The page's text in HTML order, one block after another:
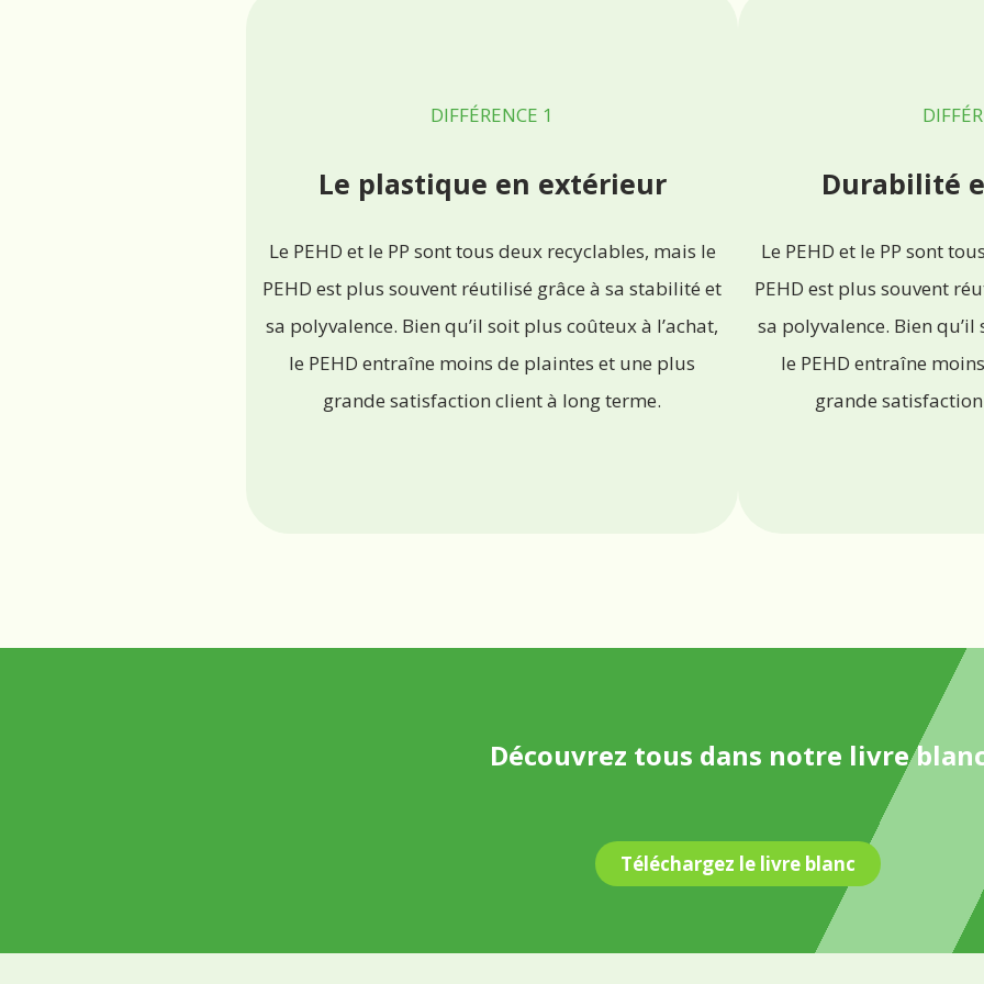
Durabilité
Le PEHD et le PP sont
PEHD est plus souvent
sa polyvalence. Bien
le PEHD entraîne
grande
DIFFÉRENCE 1
Le plastique en extérieur
Le PEHD et le PP sont tous deux recyclables, mais le
PEHD est plus souvent réutilisé grâce à sa stabilité et
sa polyvalence. Bien qu’il soit plus coûteux à l’achat,
le PEHD entraîne moins de plaintes et une plus
grande satisfaction client à long terme.
Découvrez tous dans notre livre
Téléchargez le livre blanc